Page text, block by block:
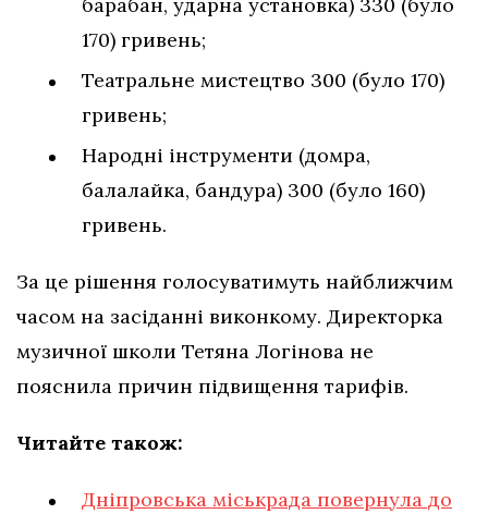
170) гривень;
Театральне мистецтво 300 (було 170)
гривень;
Народнi iнструменти (домра,
балалайка, бандура) 300 (було 160)
гривень.
За це рішення голосуватимуть найближчим
часом на засіданні виконкому. Директорка
музичної школи Тетяна Логінова не
пояснила причин підвищення тарифів.
Читайте також:
Дніпровська міськрада повернула до